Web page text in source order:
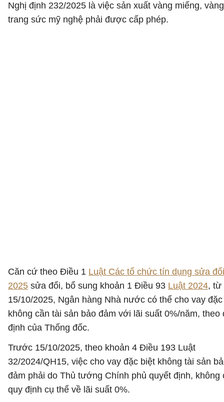
Nghị định 232/2025 là việc sản xuất vàng miếng, vàng
trang sức mỹ nghệ phải được cấp phép.
Căn cứ theo Điều 1 Luật Các tổ chức tín dụng sửa đổi
2025 sửa đổi, bổ sung khoản 1 Điều 93 Luật 2024, từ
15/10/2025, Ngân hàng Nhà nước có thể cho vay
không cần tài sản bảo đảm với lãi suất 0%/năm, theo
định của Thống đốc.
Trước 15/10/2025, theo khoản 4 Điều 193 Luật
32/2024/QH15, việc cho vay đặc biệt không tài sản
đảm phải do Thủ tướng Chính phủ quyết định, không
quy định cụ thể về lãi suất 0%.